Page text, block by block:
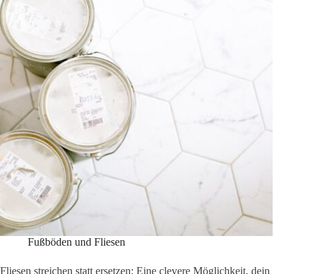
Fußböden und Fliesen
Fliesen streichen statt ersetzen: Eine clevere Möglichkeit, dein